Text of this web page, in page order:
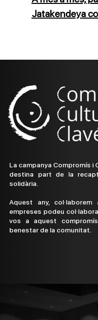
Jatakendeya
La campanya Compromís i
destina part de la
solidària.
Aquest any, col·laborem
empreses podeu
vos a aquest
benestar de la comunitat.